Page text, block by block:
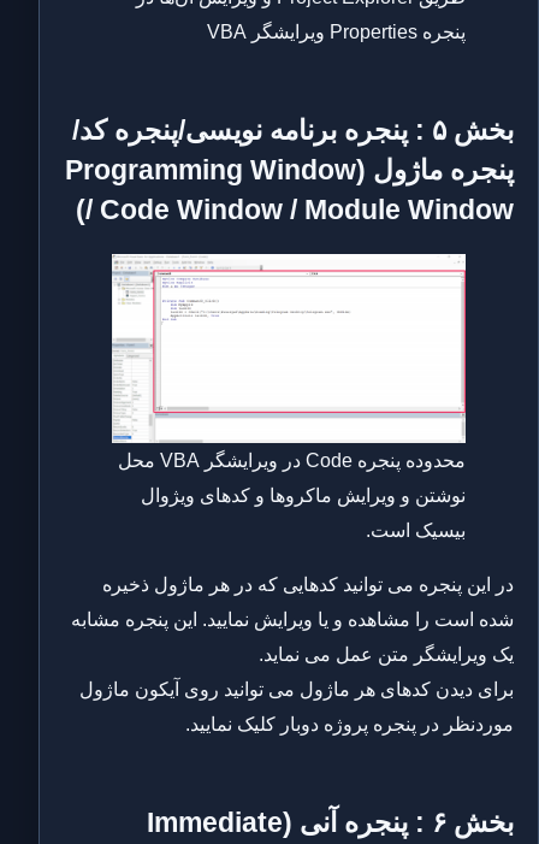
پنجره Properties ویرایشگر VBA
بخش ۵ : پنجره برنامه نویسی/پنجره کد/
پنجره ماژول (Programming Window
/ Code Window / Module Window)
محدوده پنجره Code در ویرایشگر VBA محل
نوشتن و ویرایش ماکروها و کدهای ویژوال
بیسیک است.
در این پنجره می توانید کدهایی که در هر ماژول ذخیره
شده است را مشاهده و یا ویرایش نمایید. این پنجره مشابه
یک ویرایشگر متن عمل می نماید.
برای دیدن کدهای هر ماژول می توانید روی آیکون ماژول
موردنظر در پنجره پروژه دوبار کلیک نمایید.
بخش ۶ : پنجره آنی (Immediate